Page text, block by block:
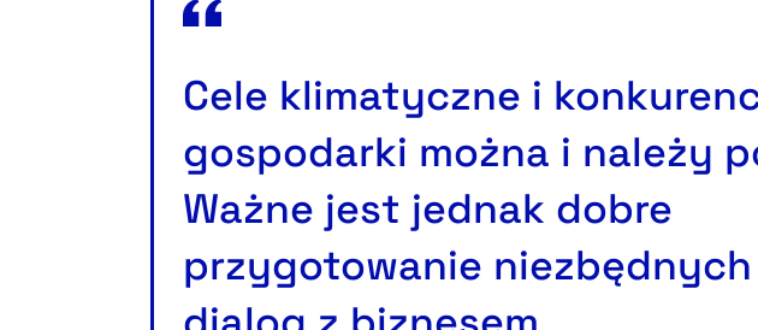
Cele klimatyczne i
gospodarki można i należy
Ważne jest jednak dobre
przygotowanie